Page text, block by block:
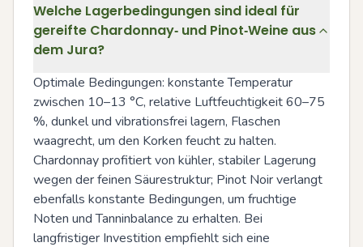
Welche Lagerbedingungen sind ideal für
gereifte Chardonnay‑ und Pinot‑Weine aus
dem Jura?
Optimale Bedingungen: konstante Temperatur
zwischen 10–13 °C, relative Luftfeuchtigkeit 60–75
%, dunkel und vibrationsfrei lagern, Flaschen
waagrecht, um den Korken feucht zu halten.
Chardonnay profitiert von kühler, stabiler Lagerung
wegen der feinen Säurestruktur; Pinot Noir verlangt
ebenfalls konstante Bedingungen, um fruchtige
Noten und Tanninbalance zu erhalten. Bei
langfristiger Investition empfiehlt sich eine